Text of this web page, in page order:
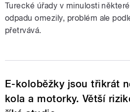
Turecké úřady v minulosti
odpadu omezily, problém ale
přetrvává.
E-koloběžky jsou třikrát
kola a motorky. Větší